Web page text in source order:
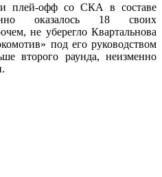
плей-офф со СКА в составе
оказалось 18 своих
не уберегло Квартальнова
под его руководством
второго раунда, неизменно